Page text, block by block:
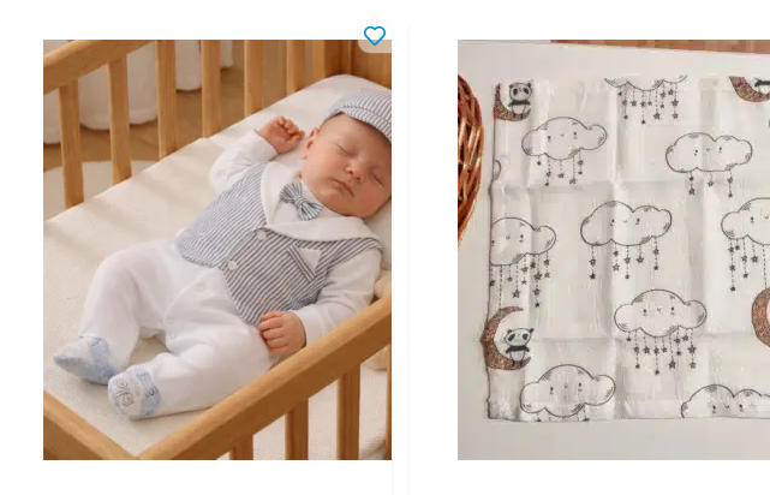
3-4 года
104-110 см
5-6 лет 110-116 см